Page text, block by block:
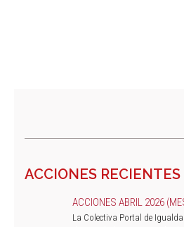
ACCIONES RECIENTES
ACCIONES ABRIL 2026
La Colectiva Portal de